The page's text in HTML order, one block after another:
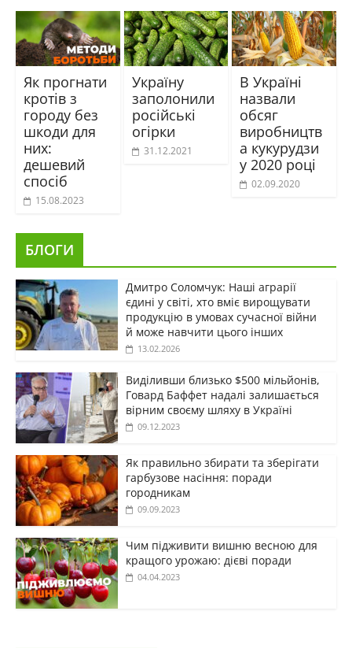
Як прогнати
кротів з
городу без
шкоди для
них:
дешевий
спосіб
15.08.2023
Україну
заполонили
російські
огірки
31.12.2021
В Україні
назвали
обсяг
виробництв
а кукурудзи
у 2020 році
02.09.2020
БЛОГИ
Дмитро Соломчук: Наші аграрії
єдині у світі, хто вміє вирощувати
продукцію в умовах сучасної війни
й може навчити цього інших
13.02.2026
Виділивши близько $500 мільйонів,
Говард Баффет надалі залишається
вірним своєму шляху в Україні
09.12.2023
Як правильно збирати та зберігати
гарбузове насіння: поради
городникам
09.09.2023
Чим підживити вишню весною для
кращого урожаю: дієві поради
04.04.2023